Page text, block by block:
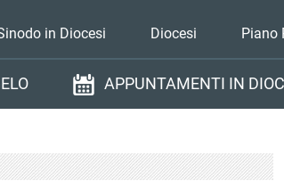
in Diocesi Diocesi Piano
APPUNTAMENTI IN